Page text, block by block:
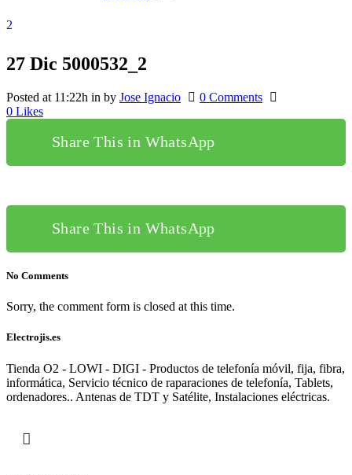
27 Dic 5000532_2
Posted at 11:22h in by Jose Ignacio
0 Comments
0 Likes
Share This in WhatsApp
Share This in WhatsApp
No Comments
Sorry, the comment form is closed at this time.
Electrojis.es
Tienda O2 - LOWI - DIGI - Productos de telefonía móvil, fija, fibra,
informática, Servicio técnico de raparaciones de telefonía, Tablets,
ordenadores.. Antenas de TDT y Satélite, Instalaciones eléctricas.